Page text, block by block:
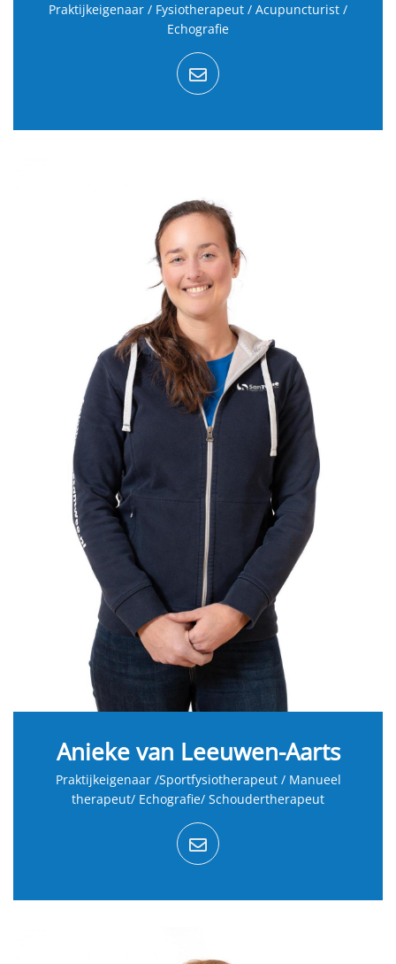
Praktijkeigenaar / Fysiotherapeut / Acupuncturist /
Echografie
Anieke van Leeuwen-Aarts
Praktijkeigenaar /Sportfysiotherapeut / Manueel
therapeut/ Echografie/ Schoudertherapeut